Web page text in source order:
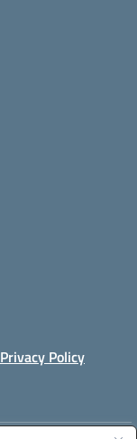
Privacy Policy